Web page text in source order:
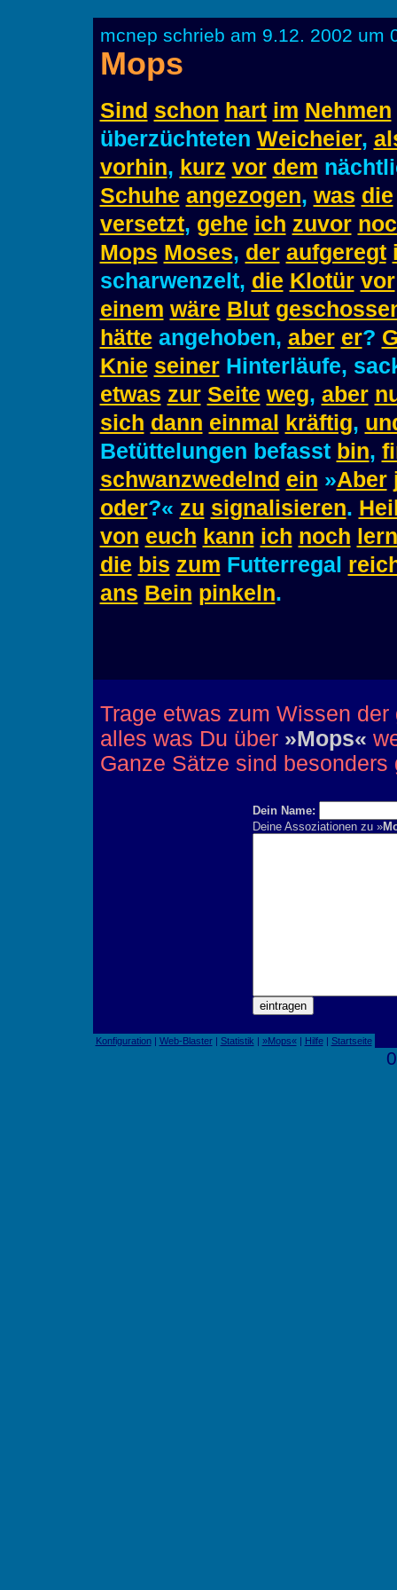
mcnep schrieb am 9.12. 2002 um
Mops
Sind schon hart im Nehmen
überzüchteten Weicheier,
vorhin, kurz vor dem
Schuhe angezogen, was die
versetzt, gehe ich zuvor
Mops Moses, der aufgeregt
scharwenzelt, die Klotür vor
einem wäre Blut
hätte angehoben, aber er?
Knie seinerHinterläufe,
etwas zur Seite weg, aber
sich dann einmal kräftig,
Betüttelungen befasst bin,
schwanzwedelnd ein »Aber
oder?« zu signalisieren.
von euch kann ich noch
die bis zum Futterregal
ans Bein pinkeln.
Trage etwas zum Wissen
alles was Du über »Mops«
Ganze Sätze sind besonders
Dein Name:
Deine Assoziationen zu »
Konfiguration| Web-Blaster| Statistik | »Mops«| Hilfe| Startseite